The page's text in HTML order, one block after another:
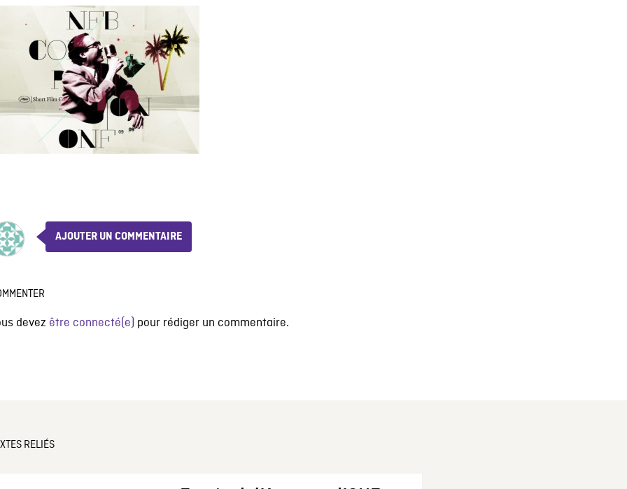
AJOUTER UN COMMENTAIRE
devez être connecté(e) pour rédiger un commentaire.
RELIÉS